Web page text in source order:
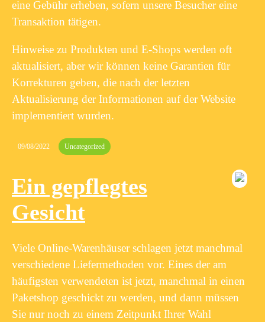
eine Gebühr erheben, sofern unsere Besucher eine
Transaktion tätigen.
Hinweise zu Produkten und E-Shops werden oft
aktualisiert, aber wir können keine Garantien für
Korrekturen geben, die nach der letzten
Aktualisierung der Informationen auf der Website
implementiert wurden.
09/08/2022 Uncategorized
Ein gepflegtes
Gesicht
Viele Online-Warenhäuser schlagen jetzt manchmal
verschiedene Liefermethoden vor. Eines der am
häufigsten verwendeten ist jetzt, manchmal in einen
Paketshop geschickt zu werden, und dann müssen
Sie nur noch zu einem Zeitpunkt Ihrer Wahl